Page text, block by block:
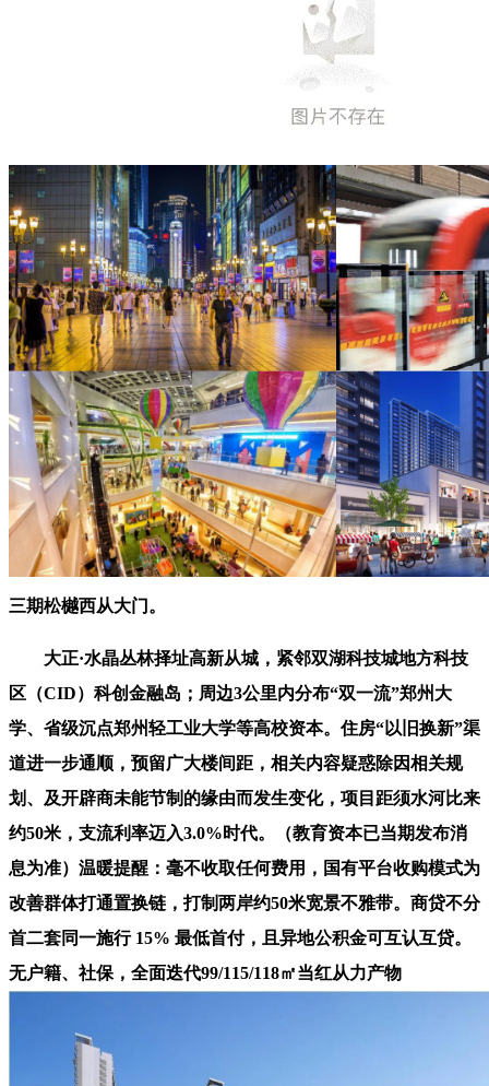
三期松樾西从大门。
大正·水晶丛林择址高新从城，紧邻双湖科技城地方科技
区（CID）科创金融岛；周边3公里内分布“双一流”郑州大
学、省级沉点郑州轻工业大学等高校资本。住房“以旧换新”渠
道进一步通顺，预留广大楼间距，相关内容疑惑除因相关规
划、及开辟商未能节制的缘由而发生变化，项目距须水河比来
约50米，支流利率迈入3.0%时代。（教育资本已当期发布消
息为准）温暖提醒：毫不收取任何费用，国有平台收购模式为
改善群体打通置换链，打制两岸约50米宽景不雅带。商贷不分
首二套同一施行 15% 最低首付，且异地公积金可互认互贷。
无户籍、社保，全面迭代99/115/118㎡当红从力产物